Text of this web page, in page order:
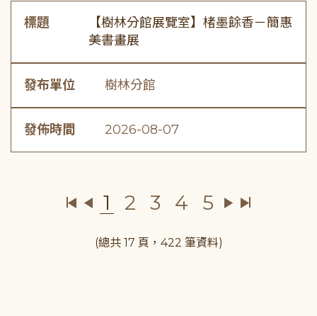
標題
【樹林分館展覽室】楮墨餘香－簡惠
美書畫展
發布單位 樹林分館
發佈時間 2026-08-07
1 2 3 4 5
(總共 17 頁，422 筆資料)